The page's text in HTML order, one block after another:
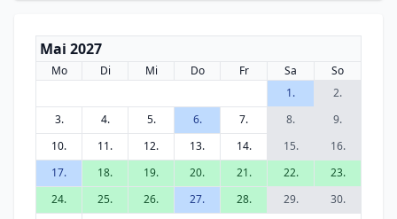
Mai 2027
Mo Di Mi Do Fr Sa
So
1.
2.
3.
4. 5. 6. 7. 8.
9.
10.
11. 12. 13. 14. 15.
16.
17.
18. 19. 20. 21. 22.
23.
24.
25. 26. 27. 28. 29.
30.